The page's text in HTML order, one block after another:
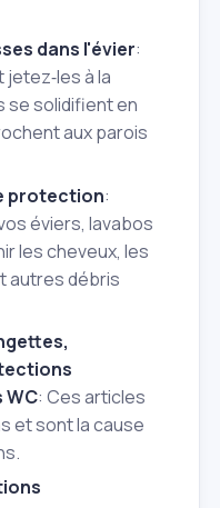
dans l'évier:
à la
se solidifient en
aux parois
protection:
éviers, lavabos
les cheveux, les
autres débris
WC: Ces articles
et sont la cause